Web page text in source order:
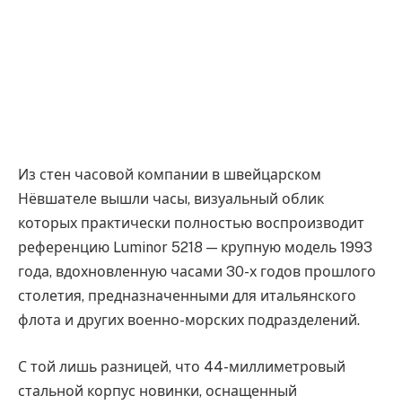
Из стен часовой компании в швейцарском
Нёвшателе вышли часы, визуальный облик
которых практически полностью воспроизводит
референцию Luminor 5218 — крупную модель 1993
года, вдохновленную часами 30-х годов прошлого
столетия, предназначенными для итальянского
флота и других военно-морских подразделений.
С той лишь разницей, что 44-миллиметровый
стальной корпус новинки, оснащенный